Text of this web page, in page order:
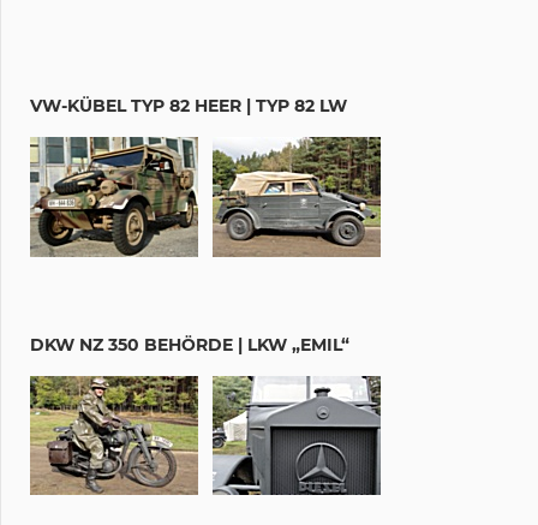
VW-KÜBEL TYP 82 HEER | TYP 82 LW
DKW NZ 350 BEHÖRDE | LKW „EMIL“